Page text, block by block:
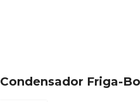
Condensador Friga-